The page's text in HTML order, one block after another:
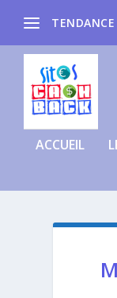
ACCUEIL